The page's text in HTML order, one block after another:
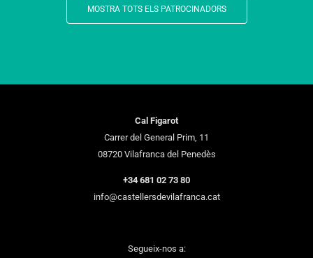
MOSTRA TOTS ELS PATROCINADORS
Cal Figarot
Carrer del General Prim, 11
08720 Vilafranca del Penedès
+34 681 02 73 80
info@castellersdevilafranca.cat
Segueix-nos a: